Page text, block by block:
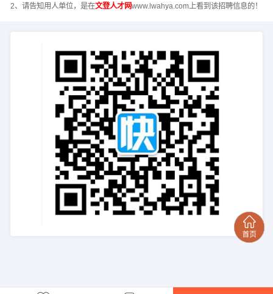
2、请告知用人单位，是在文登人才网www.lwahya.com上看到该招聘信息的！